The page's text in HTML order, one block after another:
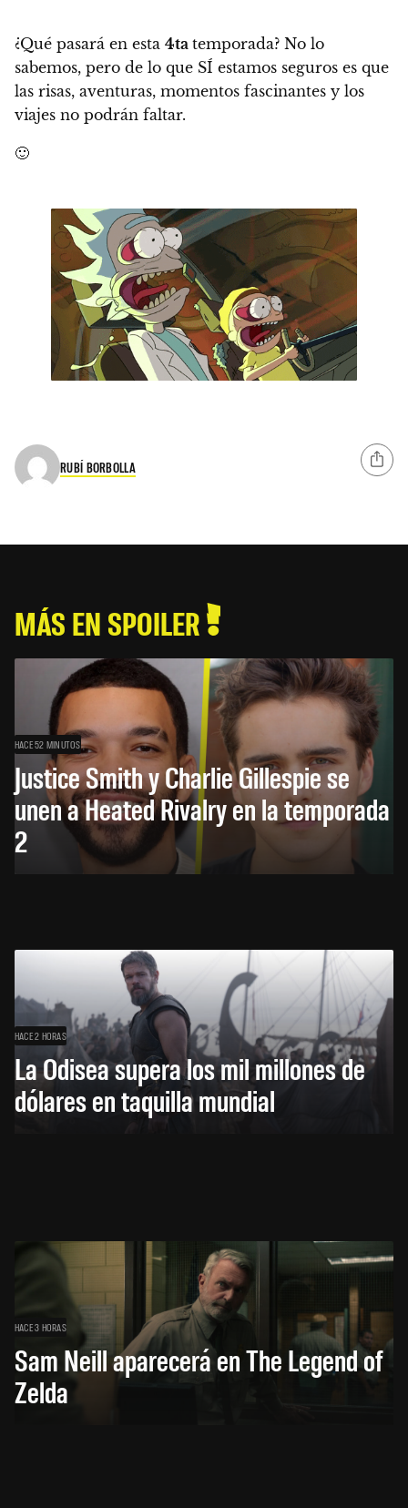
¿Qué pasará en esta 4ta temporada? No lo
sabemos, pero de lo que SÍ estamos seguros es que
las risas, aventuras, momentos fascinantes y los
viajes no podrán faltar.
🙂
RUBÍ BORBOLLA
MÁS EN SPOILER
HACE 52 MINUTOS
Justice Smith y Charlie Gillespie se
unen a Heated Rivalry en la temporada
2
HACE 2 HORAS
La Odisea supera los mil millones de
dólares en taquilla mundial
HACE 3 HORAS
Sam Neill aparecerá en The Legend of
Zelda